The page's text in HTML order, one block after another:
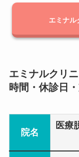
エミナル
エミナルクリ
時間・休診日
院名
医療